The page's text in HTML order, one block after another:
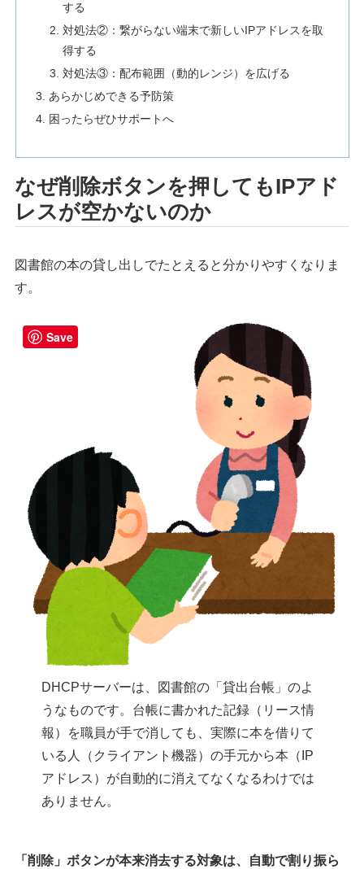
する
対処法②：繋がらない端末で新しいIPアドレスを取
得する
対処法③：配布範囲（動的レンジ）を広げる
あらかじめできる予防策
困ったらぜひサポートへ
なぜ削除ボタンを押してもIPアド
レスが空かないのか
図書館の本の貸し出しでたとえると分かりやすくなりま
す。
DHCPサーバーは、図書館の「貸出台帳」のよ
うなものです。台帳に書かれた記録（リース情
報）を職員が手で消しても、実際に本を借りて
いる人（クライアント機器）の手元から本（IP
アドレス）が自動的に消えてなくなるわけでは
ありません。
「削除」ボタンが本来消去する対象は、自動で割り振ら
Save